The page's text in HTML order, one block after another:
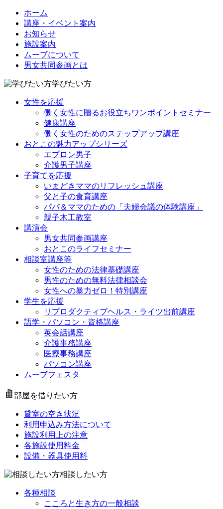
ホーム
講座・イベント案内
お知らせ
施設案内
ムーブについて
男女共同参画とは
学びたい方
女性を応援
働く女性に贈るお役立ちワンポイントセミナー
健康講座
働く女性のためのステップアップ講座
おとこの魅力アップシリーズ
エプロン男子
介護男子講座
子育てを応援
いまどきママのリフレッシュ講座
父と子の食育講座
パパ＆ママのための「夫婦会議の体験講座」
親子木工教室
講演会
男女共同参画講座
おとこのライフセミナー
相談室講座等
女性のための法律基礎講座
男性のための無料法律相談会
女性への暴力ゼロ！特別講座
学生を応援
リプロダクティブヘルス・ライツ出前講座
語学・パソコン・資格講座
英会話講座
介護事務講座
医療事務講座
パソコン講座
ムーブフェスタ
部屋を借りたい方
貸室の空き状況
利用申込み方法について
施設利用上の注意
各施設使用料金
設備・器具使用料
相談したい方
各種相談
こころと生き方の一般相談